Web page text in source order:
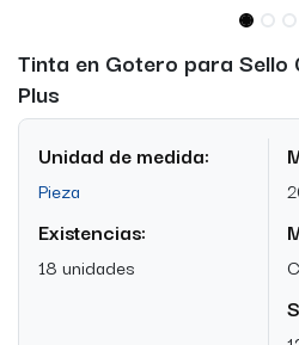
Tinta en Gotero para
Plus
Unidad de medida:
Pieza
Existencias:
18 unidades